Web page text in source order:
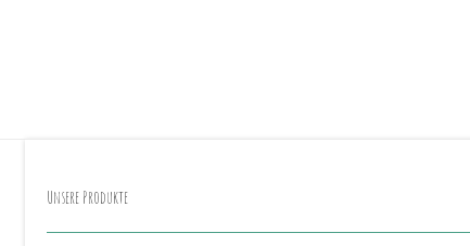
Unsere Produkte